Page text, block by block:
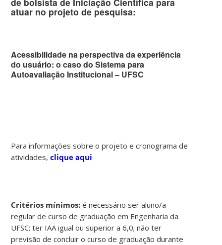
atuar no projeto de pesquisa:
Acessibilidade na perspectiva da experiência
do usuário:o caso do Sistema para
Autoavaliação Institucional – UFSC
Para informações sobre o projeto e cronograma de
atividades,clique aqui
Critérios mínimos: é necessário ser aluno/a
regular de curso de graduação em Engenharia da
UFSC; ter IAA igual ou superior a 6,0; não ter
previsão de concluir o curso de graduação durante